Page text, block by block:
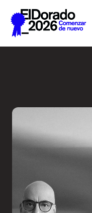
Saltar al contenido principal